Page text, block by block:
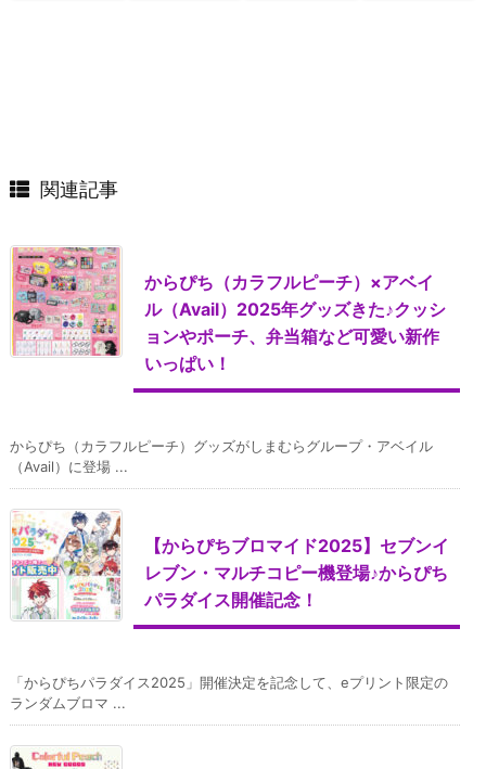
関連記事
からぴち（カラフルピーチ）×アベイ
ル（Avail）2025年グッズきた♪クッシ
ョンやポーチ、弁当箱など可愛い新作
いっぱい！
からぴち（カラフルピーチ）グッズがしまむらグループ・アベイル
（Avail）に登場 ...
【からぴちブロマイド2025】セブンイ
レブン・マルチコピー機登場♪からぴち
パラダイス開催記念！
「からぴちパラダイス2025」開催決定を記念して、eプリント限定の
ランダムブロマ ...